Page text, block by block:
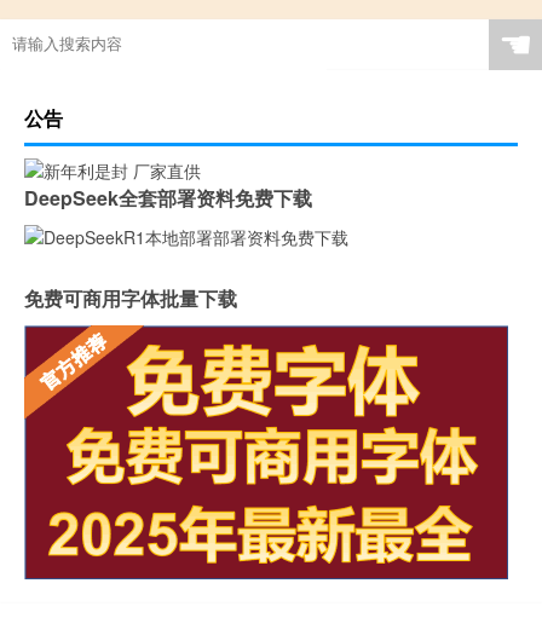
☚
公告
DeepSeek全套部署资料免费下载
免费可商用字体批量下载